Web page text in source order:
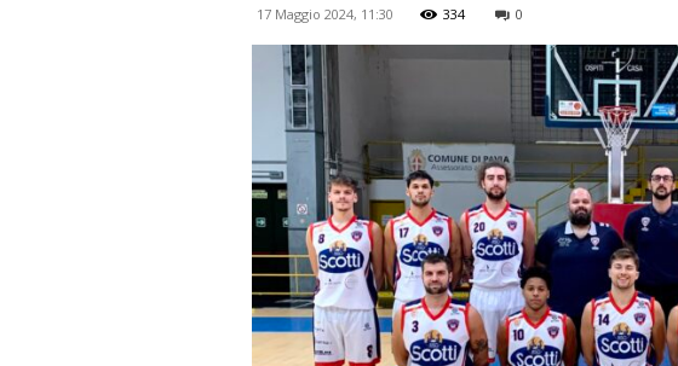
17 Maggio 2024, 11:30 334 0